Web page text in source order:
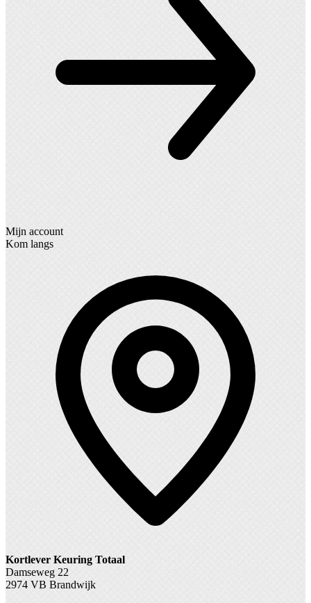
Mijn account
Kom langs
Kortlever Keuring Totaal
Damseweg 22
2974 VB Brandwijk